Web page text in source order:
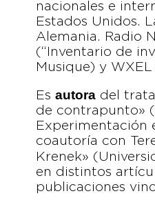
nacionales e
Estados Unidos.
Alemania. Radio
(“Inventario de
Musique) y
Es autora del
de contrapunto»
Experimentación
coautoría con
Krenek»
en distintos
publicaciones